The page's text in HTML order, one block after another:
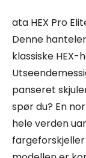
ata HEX Pro
Denne
klassiske
panseret
spør du? En
hele verden